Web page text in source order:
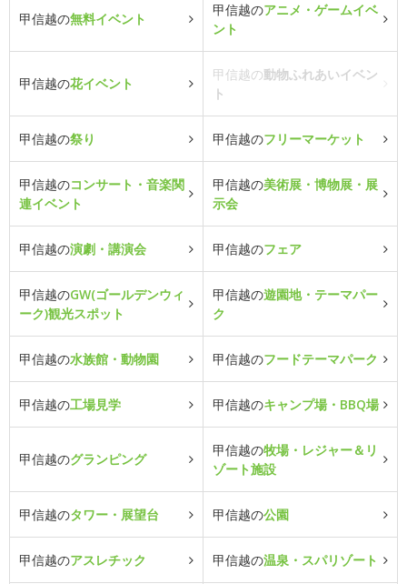
甲信越の無料イベント
甲信越のアニメ・ゲームイベ
ント
甲信越の花イベント
甲信越の動物ふれあいイベン
ト
甲信越の祭り 甲信越のフリーマーケット
甲信越のコンサート・音楽関
連イベント
甲信越の美術展・博物展・展
示会
甲信越の演劇・講演会 甲信越のフェア
甲信越のGW(ゴールデンウィ
ーク)観光スポット
甲信越の遊園地・テーマパー
ク
甲信越の水族館・動物園 甲信越のフードテーマパーク
甲信越の工場見学 甲信越のキャンプ場・BBQ場
甲信越のグランピング
甲信越の牧場・レジャー＆リ
ゾート施設
甲信越のタワー・展望台 甲信越の公園
甲信越のアスレチック 甲信越の温泉・スパリゾート